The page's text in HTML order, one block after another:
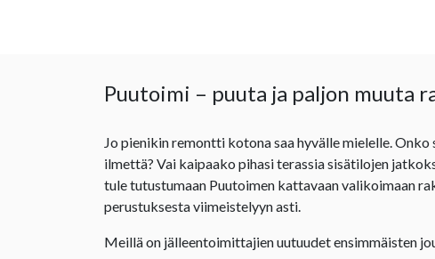
Puutoimi – puuta ja paljon muuta
Jo pienikin remontti kotona saa hyvälle mielelle. Onko
ilmettä? Vai kaipaako pihasi terassia sisätilojen
tule tutustumaan Puutoimen kattavaan valikoimaan
perustuksesta viimeistelyyn asti.
Meillä on jälleentoimittajien uutuudet ensimmäisten